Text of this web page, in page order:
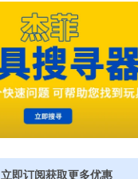
立即订阅获取更多优惠